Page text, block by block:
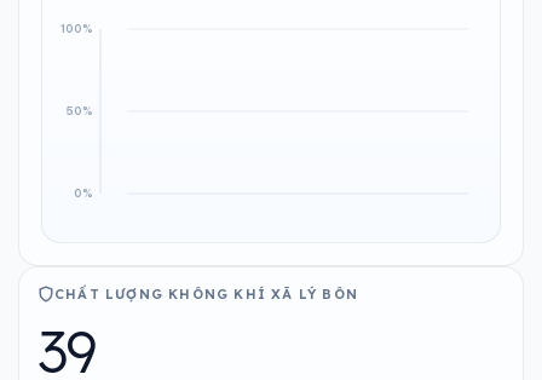
CHẤT LƯỢNG KHÔNG KHÍ XÃ LÝ BÔN
39